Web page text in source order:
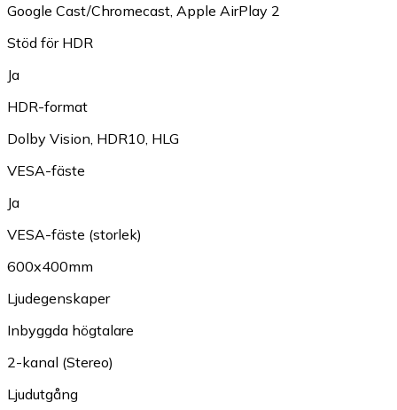
Google Cast/Chromecast Apple AirPlay 2
Stöd för HDR
Ja
HDR-format
Dolby Vision HDR10 HLG
VESA-fäste
Ja
VESA-fäste (storlek)
600x400mm
Ljudegenskaper
Inbyggda högtalare
2-kanal (Stereo)
Ljudutgång